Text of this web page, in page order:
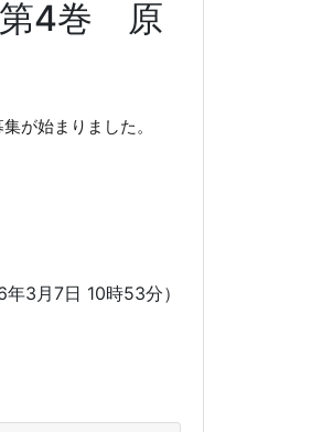
第4巻 原
が始まりました。
年3月7日 10時53分）